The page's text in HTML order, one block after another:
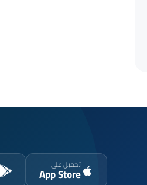
تحميل على
App Store